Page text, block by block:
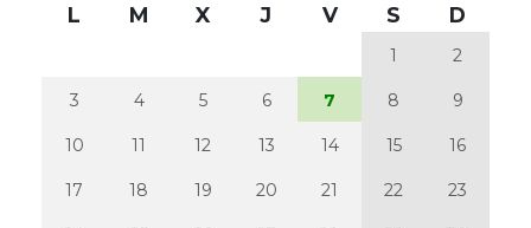
L M X J V S D
1 2
3 4 5 6 7 8 9
10 11 12 13 14 15 16
17 18 19 20 21 22 23